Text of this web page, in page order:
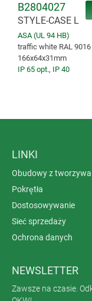
B2804027
STYLE-CASE L
ASA (UL 94 HB)
traffic white RAL 9016
166x64x31mm
IP 65 opt., IP 40
LINKI
Obudowy z tworzywa
Pokrętła
Dostosowywanie
Sieć sprzedaży
Ochrona danych
NEWSLETTER
Zawsze na czasie.